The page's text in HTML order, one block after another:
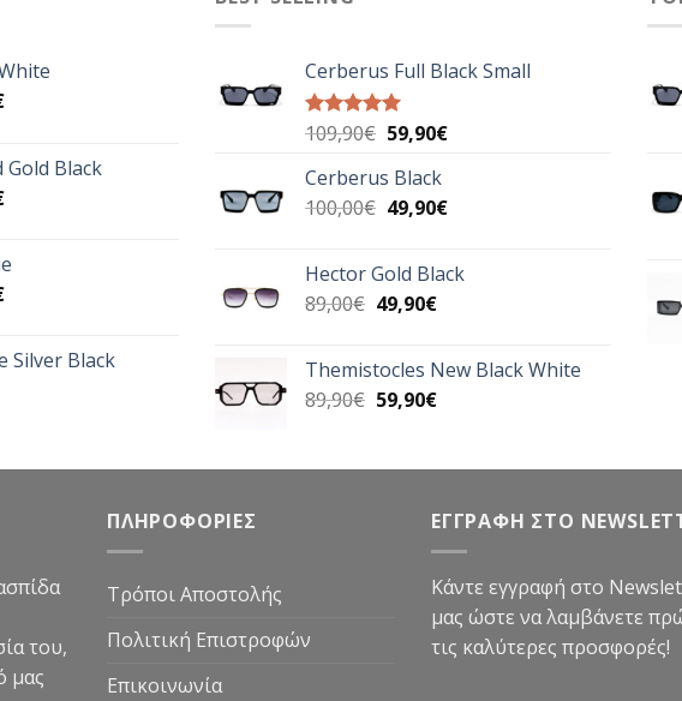
Η
είναι:
69,90€.
Gold Black
Η
είναι:
69,90€.
Η
είναι:
Silver Black
Cerberus Full Black Small
Βαθμολογήθηκε
από 5
109,90€ Original
was:
109,90€.
59,90€Η
είναι:
Cerberus Black
100,00€ Original
100,00€.
49,90€Η
είναι:
Hector Gold Black
89,00€ Original
89,00€.
49,90€Η
είναι:
49,90€.
Themistocles New Black White
89,90€ Original
89,90€.
59,90€Η
είναι:
του,
μας
ΠΛΗΡΟΦΟΡΙΕΣ
Τρόποι Αποστολής
Πολιτική Επιστροφών
Επικοινωνία
ΕΓΓΡΑΦΗ ΣΤΟ
Κάντε εγγραφή στο
μας ώστε να λαμβάνετε
τις καλύτερες προσφορές!